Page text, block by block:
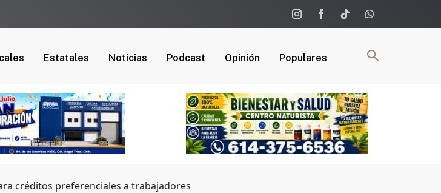
Estatales Noticias Podcast Opinión Populares
créditos preferenciales a trabajadores